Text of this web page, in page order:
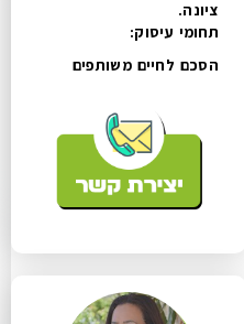
ציונה.
תחומי עיסוק:
הסכם לחיים משותפים